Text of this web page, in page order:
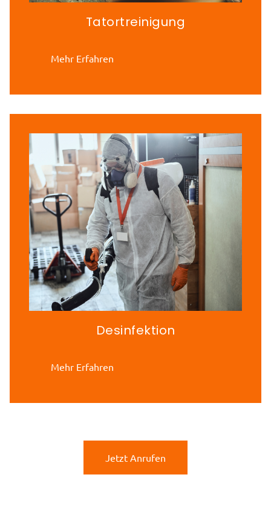
Tatortreinigung
Mehr Erfahren
Desinfektion
Mehr Erfahren
Jetzt Anrufen